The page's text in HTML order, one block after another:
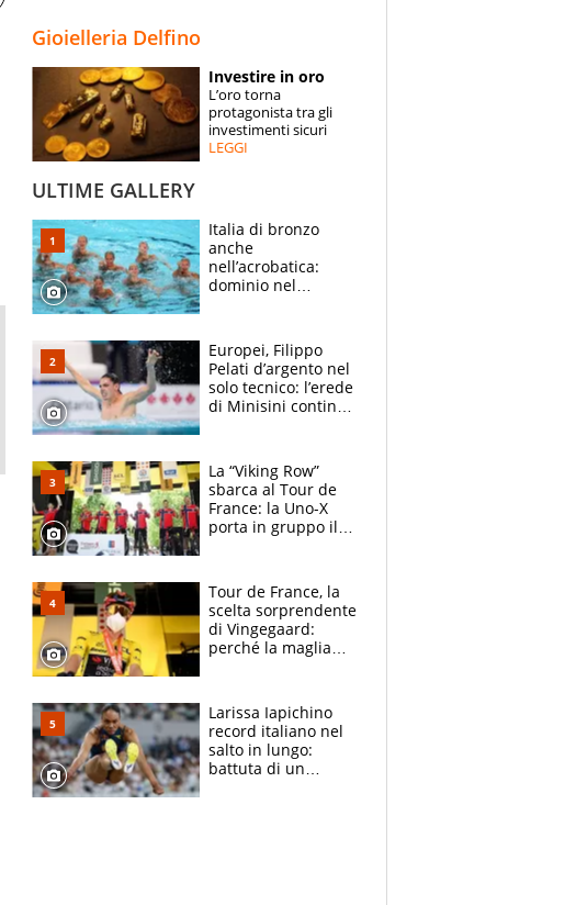
ESPERTI
CONTATTI
Gioielleria Delfino
Investire in oro
L’oro torna
protagonista tra gli
investimenti sicuri
LEGGI
ULTIME GALLERY
Italia di bronzo
anche
nell’acrobatica:
dominio nel
e compagni
continuare
Europei, Filippo
Pelati d’argento nel
solo tecnico: l’erede
di Minisini continua
mirino
La “Viking Row”
sbarca al Tour de
France: la Uno-X
porta in gruppo il
compagni
Tour de France, la
scelta sorprendente
di Vingegaard:
perché la maglia
rischio da evitare
Larissa Iapichino
record italiano nel
salto in lungo:
battuta di un